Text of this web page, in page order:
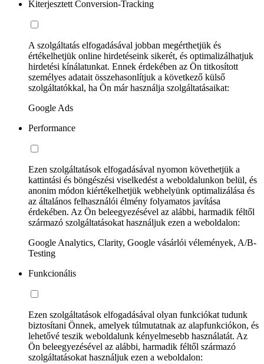
Kiterjesztett Conversion-Tracking
A szolgáltatás elfogadásával jobban megérthetjük és
értékelhetjük online hirdetéseink sikerét, és optimalizálhatjuk
hirdetési kínálatunkat. Ennek érdekében az Ön titkosított
személyes adatait összehasonlítjuk a következő külső
szolgáltatókkal, ha Ön már használja szolgáltatásaikat:
Google Ads
Performance
Ezen szolgáltatások elfogadásával nyomon követhetjük a
kattintási és böngészési viselkedést a weboldalunkon belül, és
anonim módon kiértékelhetjük webhelyünk optimalizálása és
az általános felhasználói élmény folyamatos javítása
érdekében. Az Ön beleegyezésével az alábbi, harmadik féltől
származó szolgáltatásokat használjuk ezen a weboldalon:
Google Analytics, Clarity, Google vásárlói vélemények, A/B-
Testing
Funkcionális
Ezen szolgáltatások elfogadásával olyan funkciókat tudunk
biztosítani Önnek, amelyek túlmutatnak az alapfunkciókon, és
lehetővé teszik weboldalunk kényelmesebb használatát. Az
Ön beleegyezésével az alábbi, harmadik féltől származó
szolgáltatásokat használjuk ezen a weboldalon: